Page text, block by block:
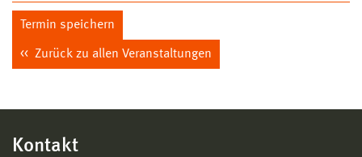
Termin speichern
Zurück zu allen Veranstaltungen
Kontakt